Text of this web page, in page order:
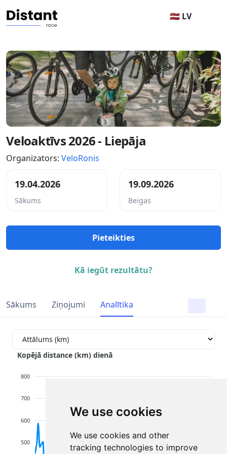
We use cookies
We use cookies and other
tracking technologies to improve
🇱🇻 LV
Veloaktīvs 2026 - Liepāja
Organizators: VeloRonis
19.04.2026
Sākums
19.09.2026
Beigas
Pieteikties
Kā iegūt rezultātu?
Sākums Ziņojumi Analītika
Kopējā distance (km) dienā
800
700
600
500